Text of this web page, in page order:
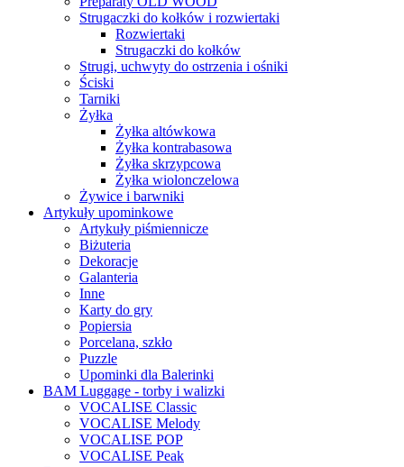
Strugaczki do kołków i rozwiertaki
Rozwiertaki
Strugaczki do kołków
Strugi, uchwyty do ostrzenia i ośniki
Ściski
Tarniki
Żyłka
Żyłka altówkowa
Żyłka kontrabasowa
Żyłka skrzypcowa
Żyłka wiolonczelowa
Żywice i barwniki
Artykuły upominkowe
Artykuły piśmiennicze
Biżuteria
Dekoracje
Galanteria
Inne
Karty do gry
Popiersia
Porcelana, szkło
Puzzle
Upominki dla Balerinki
BAM Luggage - torby i walizki
VOCALISE Classic
VOCALISE Melody
VOCALISE POP
VOCALISE Peak